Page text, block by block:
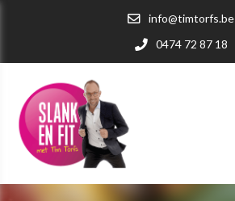
info@timtorfs.be
0474 72 87 18